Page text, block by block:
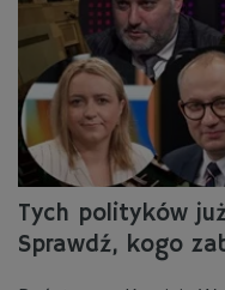
Tych polityków
Sprawdź, kogo